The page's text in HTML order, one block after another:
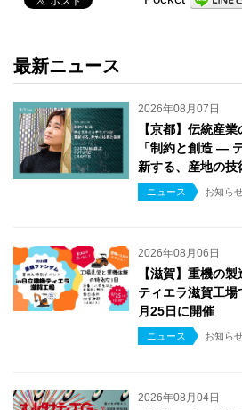
最新ニュース
2026年08月07日
【京都】伝統産
「制約と創造 ―
新する、産地の
ニュース お知ら
2026年08月06日
【滋賀】重機の
ティエラ滋賀工
月25日に開催
ニュース お知ら
2026年08月04日